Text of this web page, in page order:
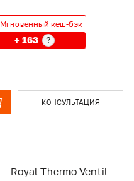
Мгновенный кеш-бэк
+ 163 ?
КОНСУЛЬТАЦИЯ